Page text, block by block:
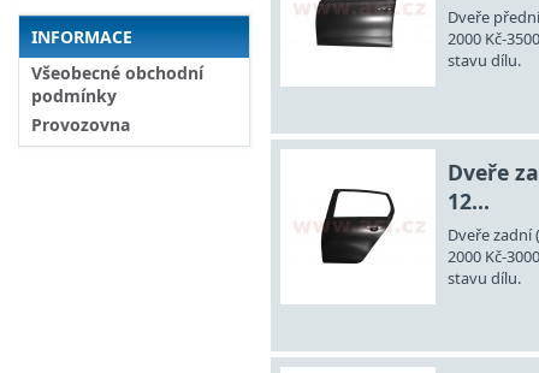
INFORMACE
Všeobecné obchodní
podmínky
Provozovna
Dveře
2000 Kč-
stavu dílu.
Dveře
12...
Dveře zadní
2000 Kč-
stavu dílu.